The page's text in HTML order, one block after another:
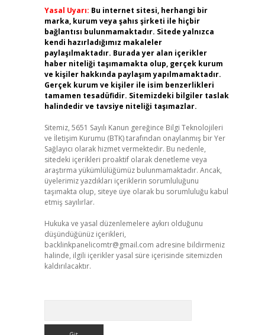
Yasal Uyarı: Bu internet sitesi, herhangi bir
marka, kurum veya şahıs şirketi ile hiçbir
bağlantısı bulunmamaktadır. Sitede yalnızca
kendi hazırladığımız makaleler
paylaşılmaktadır. Burada yer alan içerikler
haber niteliği taşımamakta olup, gerçek kurum
ve kişiler hakkında paylaşım yapılmamaktadır.
Gerçek kurum ve kişiler ile isim benzerlikleri
tamamen tesadüfidir. Sitemizdeki bilgiler taslak
halindedir ve tavsiye niteliği taşımazlar.
Sitemiz, 5651 Sayılı Kanun gereğince Bilgi Teknolojileri
ve İletişim Kurumu (BTK) tarafından onaylanmış bir Yer
Sağlayıcı olarak hizmet vermektedir. Bu nedenle,
sitedeki içerikleri proaktif olarak denetleme veya
araştırma yükümlülüğümüz bulunmamaktadır. Ancak,
üyelerimiz yazdıkları içeriklerin sorumluluğunu
taşımakta olup, siteye üye olarak bu sorumluluğu kabul
etmiş sayılırlar.
Hukuka ve yasal düzenlemelere aykırı olduğunu
düşündüğünüz içerikleri,
backlinkpanelicomtr@gmail.com adresine bildirmeniz
halinde, ilgili içerikler yasal süre içerisinde sitemizden
kaldırılacaktır.